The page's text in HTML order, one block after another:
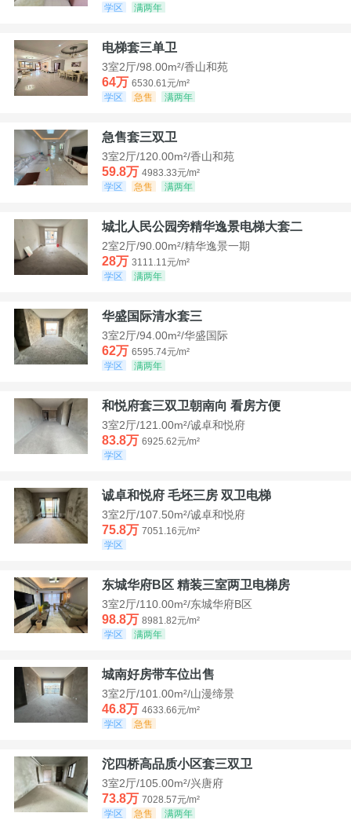
学区
满两年
电梯套三单卫
3室2厅/98.00m²/香山和苑
64万 6530.61元/m²
学区
急售 满两年
急售套三双卫
3室2厅/120.00m²/香山和苑
59.8万 4983.33元/m²
学区
急售 满两年
城北人民公园旁精华逸景电梯大套二
2室2厅/90.00m²/精华逸景一期
28万 3111.11元/m²
学区
满两年
华盛国际清水套三
3室2厅/94.00m²/华盛国际
62万 6595.74元/m²
学区
满两年
和悦府套三双卫朝南向 看房方便
3室2厅/121.00m²/诚卓和悦府
83.8万 6925.62元/m²
学区
诚卓和悦府 毛坯三房 双卫电梯
3室2厅/107.50m²/诚卓和悦府
75.8万 7051.16元/m²
学区
东城华府B区 精装三室两卫电梯房
3室2厅/110.00m²/东城华府B区
98.8万 8981.82元/m²
学区
满两年
城南好房带车位出售
3室2厅/101.00m²/山漫缔景
46.8万 4633.66元/m²
学区
急售
沱四桥高品质小区套三双卫
3室2厅/105.00m²/兴唐府
73.8万 7028.57元/m²
学区
急售 满两年